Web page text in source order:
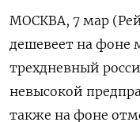
МОСКВА, 7 мар
дешевеет на фоне
трехдневный
невысокой
также на фоне